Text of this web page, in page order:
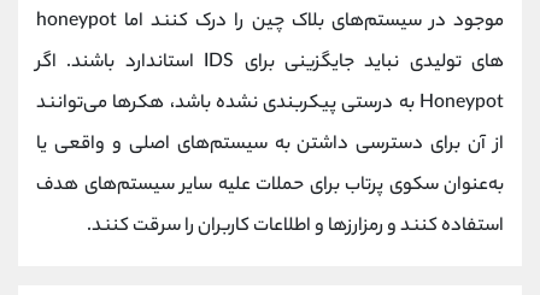
موجود در سیستم‌های بلاک چین را درک کنند اما honeypot
های تولیدی نباید جایگزینی برای IDS استاندارد باشند. اگر
Honeypot به درستی پیکربندی نشده باشد، هکرها می‌توانند
از آن برای دسترسی داشتن به سیستم‌های اصلی و واقعی یا
به‌عنوان سکوی پرتاب برای حملات علیه سایر سیستم‌های هدف
استفاده کنند و رمزارزها و اطلاعات کاربران را سرقت کنند.